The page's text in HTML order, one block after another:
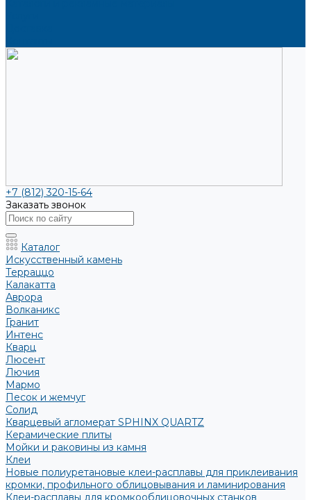
+7 (812) 320-15-64
Заказать звонок
Каталог
Искусственный камень
Терраццо
Калакатта
Аврора
Волканикс
Гранит
Интенс
Кварц
Люсент
Лючия
Мармо
Песок и жемчуг
Солид
Кварцевый агломерат SPHINX QUARTZ
Керамические плиты
Мойки и раковины из камня
Клеи
Новые полиуретановые клеи-расплавы для приклеивания
кромки, профильного облицовывания и ламинирования
Клеи-расплавы для кромкооблицовочных станков